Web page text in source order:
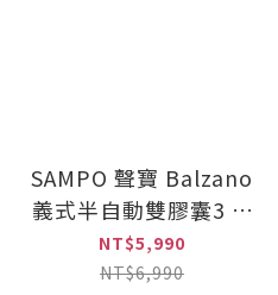
SAMPO 聲寶 Balzano
義式半自動雙膠囊3 in
1咖啡機(BZ-
CCM806/BZ-
NT$5,990
NT$6,990